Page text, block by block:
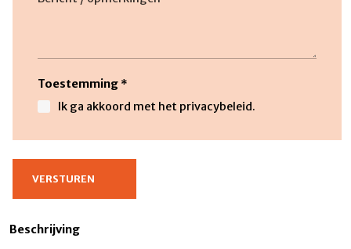
Toestemming *
Ik ga akkoord met het privacybeleid.
Beschrijving